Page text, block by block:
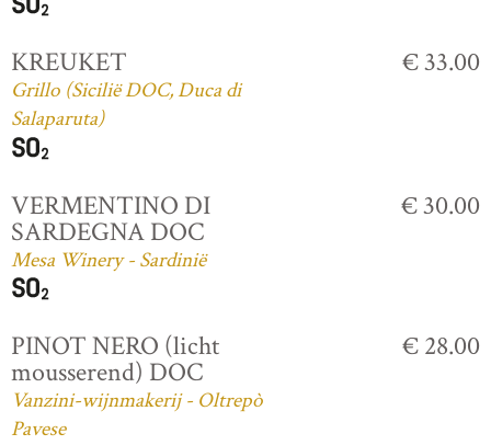
KREUKET
Grillo (Sicilië DOC, Duca di
Salaparuta)
€ 33.00
VERMENTINO DI
SARDEGNA DOC
Mesa Winery - Sardinië
€ 30.00
PINOT NERO (licht
mousserend) DOC
Vanzini-wijnmakerij - Oltrepò
Pavese
€ 28.00